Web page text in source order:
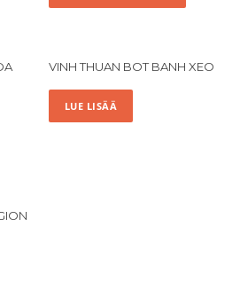
VINH THUAN BOT BANH XEO
LUE LISÄÄ